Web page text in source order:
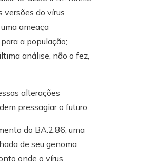
versões do vírus
ameaça
a população;
análise, não o fez,
alterações
pressagiar o futuro.
do BA.2.86, uma
de seu genoma
onde o vírus